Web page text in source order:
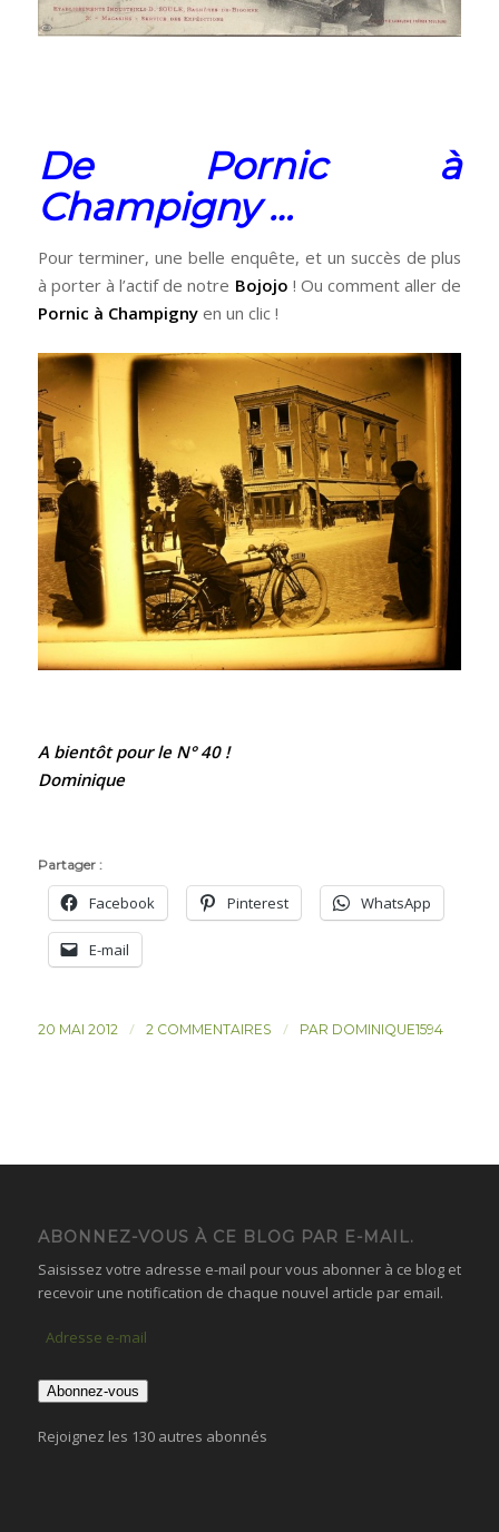
De Pornic à
Champigny …
Pour terminer, une belle enquête, et un succès de plus
à porter à l’actif de notre Bojojo ! Ou comment aller de
Pornic à Champigny en un clic !
A bientôt pour le N° 40 !
Dominique
Partager :
Facebook Pinterest WhatsApp
E-mail
20 MAI 2012 / 2 COMMENTAIRES / PAR DOMINIQUE1594
ABONNEZ-VOUS À CE BLOG PAR E-MAIL.
Saisissez votre adresse e-mail pour vous abonner à ce blog et
recevoir une notification de chaque nouvel article par email.
Adresse
Abonnez-vous
Rejoignez les 130 autres abonnés